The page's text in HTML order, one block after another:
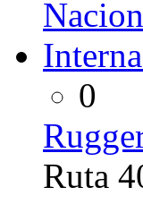
0
Ruta